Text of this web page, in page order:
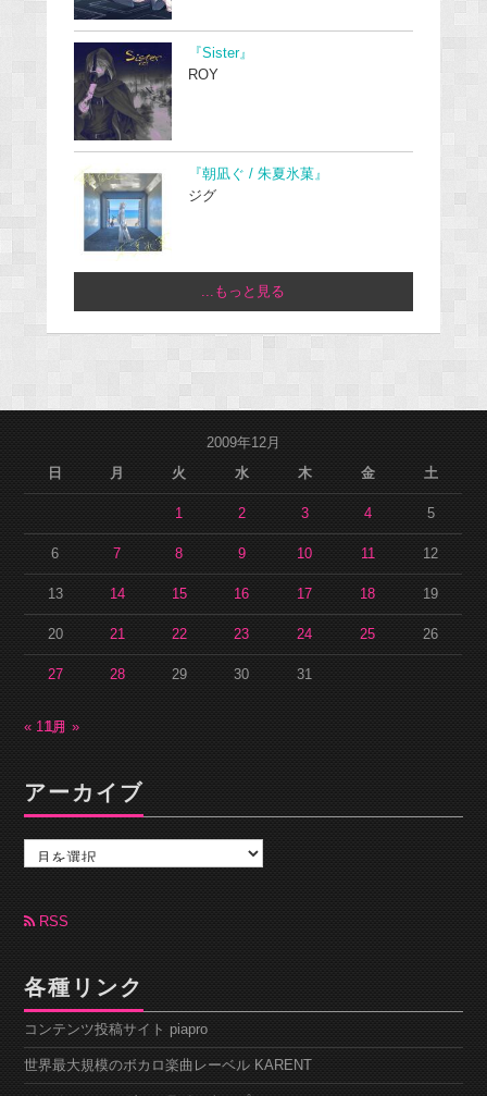
『Sister』
ROY
『朝凪ぐ / 朱夏氷菓』
ジグ
...もっと見る
2009年12月
日
月 火 水 木 金 土
1 2 3 4 5
6 7 8 9 10 11 12
13 14 15 16 17 18 19
20 21 22 23 24 25 26
27 28 29 30 31
« 11月1月 »
アーカイブ
カ
ブ RSS
各種リンク
コンテンツ投稿サイト piapro
世界最大規模のボカロ楽曲レーベル KARENT